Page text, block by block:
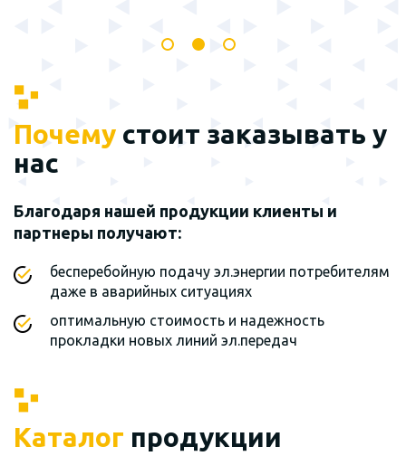
Почему стоит заказывать у
нас
Благодаря нашей продукции клиенты и
партнеры получают:
бесперебойную подачу эл.энергии потребителям
даже в аварийных ситуациях
оптимальную стоимость и надежность
прокладки новых линий эл.передач
Каталог продукции